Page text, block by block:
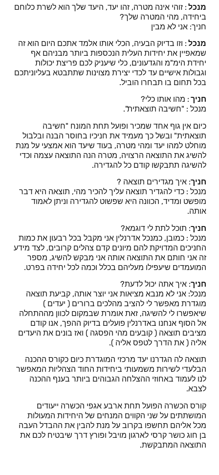
מנכל : זוהי אינה מטרה, זהו יעד, היעד שלך הוא לשרת כלוחם
ביחידה, מהי המטרה שלך?
חניך: אני לא מבין
מנכל : וזו בדיוק הבעיה, הכלי אותו אלמד אתכם היום הוא זה
שמאפיין את יחידות העלית הנכספות ביותר מבניהם אף
יחידת הימ"מ והגדעונים, כלי שיעניק לכם פריצת יכולות
וגבולות אישיים עד לכדי יצירת מצוינות שתתבטא בעליוניתכם
בכל תחום בו תבחרו הוביל.
חניך : מהו אותו כלי?
מנכל : "חשיבה תוצאתית".
כיום אין גוף אחד שמכיר ופועל תחת המונח "חשיבה
תוצאתית" ובשל כך מעמיד את חניכיו בחוסר הבנה ובלבול
מוחלט למהו יעד ומהי מטרה, בעוד שיעד הוא אמצעי על מנת
להשיג את התוצאה הרצויה, מטרה הנה התוצאה עצמה וכדי
להשיגה תתבקשו קודם כל להגדירה.
חניך: איך מגדירים תוצאה ?
מנכל : כדי להגדיר תוצאה עליך להכיר מהי, תוצאה היא דבר
מופשט ומדיד, הכוונה היא שפשוט להגדירה וניתן לאמוד
אותה.
חניך: תוכל לתת לי דוגמא?
מנכל : כמובן, כמנכל אדרנלין אני מקבל בכל רבעון את כמות
החניכים המדויקת להם מיונים קדם צהלים קרובים, לצד מידע
זה אני חותם את התוצאה אותה אני מבקש להשיג, מספר
המועמדים שיעפילו מעליהם בכלל וכמה לכל יחידה בפרט.
חניך: איך אתה יכול לדעת?
מנכל: אני לא מנבא מציאות אני יוצר אותה, קביעת תוצאה
מוגדרת מאפשר לי להציב מהלכים ברורים ( יעדים )
שיאפשרו לי להשיגה, זאת אומרת שבמקום לכוון מההתחלה
אל הסוף אנחנו באדרנלין פועלים בדיוק ההפך, אנו קודם
מציבים תוצאה ( קובעים מהי הפסגה ) ואז בונים את היעדים
אליה ( את הדרך לטפס אליה ).
תוצאה לה הגדרנו יעד מרכזי המוגדרת כיום כקורס ההכנה
הבלעדי לשירות משמעותי ביחידות החוד הצהליות המאפשר
לנו לעמוד באחוזי ההצלחה הגבוהים ביותר בענף ההכנה
לצבא.
קורס הכשרה הפועל תחת ארבע אגפי הכשרה ייעודים
המושתתים על שני הקווים המנחים של היחידות המעולות
מכל אליהם תחשפו בקרוב על מנת להבין את ההבדל העבה
בן חוג כושר קרסי לארגון מויבל ופורץ דרך שיבטיח לכם את
התוצאה המתבקשת.